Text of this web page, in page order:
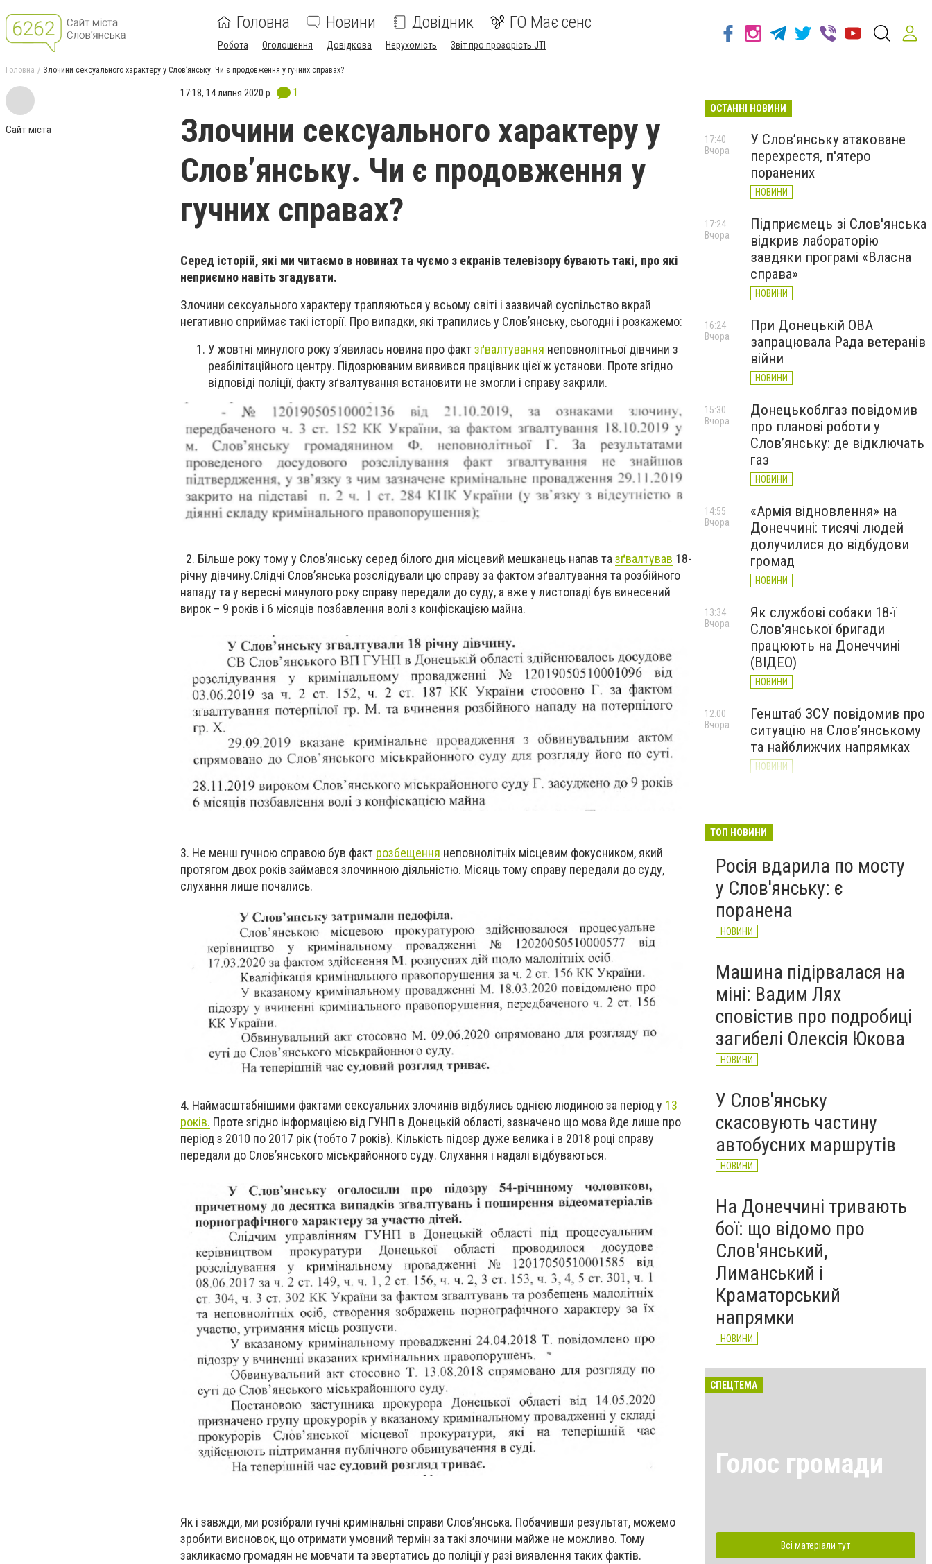
Головна Новини Довідник ГО Має сенс
Робота Оголошення Довідкова Нерухомість Звіт про прозорість JTI
Головна Злочини сексуального характеру у Слов’янську. Чи є продовження у гучних справах?
Сайт міста
17:18, 14 липня 2020 р. 1
Злочини сексуального характеру у
Слов’янську. Чи є продовження у
гучних справах?
Серед історій, які ми читаємо в новинах та чуємо з екранів телевізору бувають такі, про які
неприємно навіть згадувати.
Злочини сексуального характеру трапляються у всьому світі і зазвичай суспільство вкрай
негативно сприймає такі історії. Про випадки, які трапились у Слов’янську, сьогодні і розкажемо:
У жовтні минулого року з’явилась новина про фактзґвалтування неповнолітньої дівчини з
реабілітаційного центру. Підозрюваним виявився працівник цієї ж установи. Проте згідно
відповіді поліції, факту зґвалтування встановити не змогли і справу закрили.
2. Більше року тому у Слов’янську серед білого дня місцевий мешканець напав та зґвалтував 18-
річну дівчину.Слідчі Слов’янська розслідували цю справу за фактом зґвалтування та розбійного
нападу та у вересні минулого року справу передали до суду, а вже у листопаді був винесений
вирок – 9 років і 6 місяців позбавлення волі з конфіскацією майна.
3. Не менш гучною справою був факт розбещення неповнолітніх місцевим фокусником, який
протягом двох років займався злочинною діяльністю. Місяць тому справу передали до суду,
слухання лише почались.
4. Наймасштабнішими фактами сексуальних злочинів відбулись однією людиною за період у 13
років. Проте згідно інформацією від ГУНП в Донецькій області, зазначено що мова йде лише про
період з 2010 по 2017 рік (тобто 7 років). Кількість підозр дуже велика і в 2018 році справу
передали до Слов’янського міськрайонного суду. Слухання і надалі відбуваються.
Як і завжди, ми розібрали гучні кримінальні справи Слов’янська. Побачивши результат, можемо
зробити висновок, що отримати умовний термін за такі злочини майже не можливо. Тому
закликаємо громадян не мовчати та звертатись до поліції у разі виявлення таких фактів.
ОСТАННІ НОВИНИ
У Слов’янську атаковане
перехрестя, п'ятеро
поранених
НОВИНИ
17:40
Вчора
Підприємець зі Слов'янська
відкрив лабораторію
завдяки програмі «Власна
справа»
НОВИНИ
17:24
Вчора
При Донецькій ОВА
запрацювала Рада ветеранів
війни
НОВИНИ
16:24
Вчора
Донецькоблгаз повідомив
про планові роботи у
Слов’янську: де відключать
газ
НОВИНИ
15:30
Вчора
«Армія відновлення» на
Донеччині: тисячі людей
долучилися до відбудови
громад
НОВИНИ
14:55
Вчора
Як службові собаки 18-ї
Слов'янської бригади
працюють на Донеччині
(ВІДЕО)
НОВИНИ
13:34
Вчора
Генштаб ЗСУ повідомив про
ситуацію на Слов’янському
та найближчих напрямках
НОВИНИ
12:00
Вчора
великої війни: 7 серпня
ТОП НОВИНИ
Росія вдарила по мосту
у Слов'янську: є
поранена
НОВИНИ
Машина підірвалася на
міні: Вадим Лях
сповістив про подробиці
загибелі Олексія Юкова
НОВИНИ
У Слов'янську
скасовують частину
автобусних маршрутів
НОВИНИ
На Донеччині тривають
бої: що відомо про
Слов'янський,
Лиманський і
Краматорський
напрямки
НОВИНИ
СПЕЦТЕМА
Голос громади
Всі матеріали тут